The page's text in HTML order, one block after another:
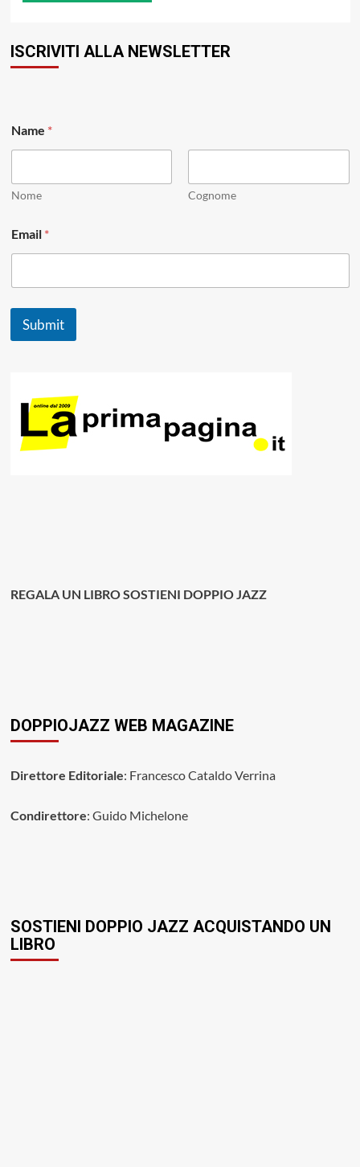
ISCRIVITI ALLA NEWSLETTER
Name *
Nome Cognome
N
a
Email *
Submit
REGALA UN LIBRO SOSTIENI DOPPIO JAZZ
DOPPIOJAZZ WEB MAGAZINE
Direttore Editoriale: Francesco Cataldo Verrina
Condirettore: Guido Michelone
SOSTIENI DOPPIO JAZZ ACQUISTANDO UN
LIBRO